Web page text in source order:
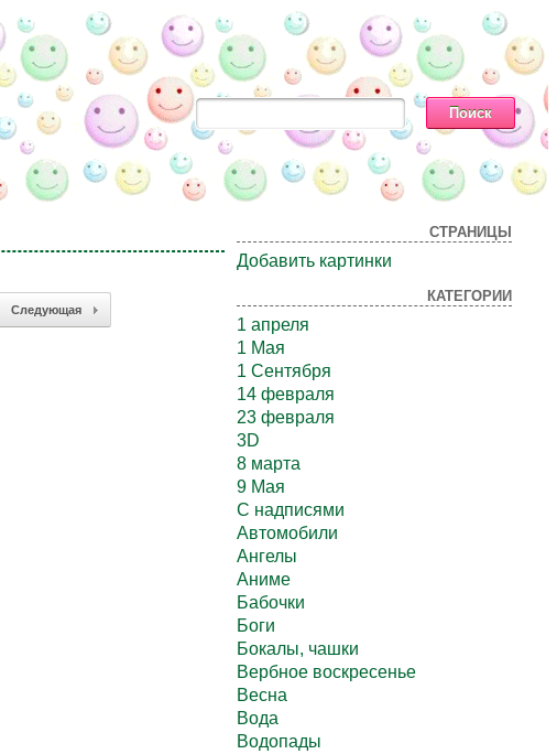
Следующая
СТРАНИЦЫ
Добавить картинки
КАТЕГОРИИ
1 апреля
1 Мая
1 Сентября
14 февраля
23 февраля
3D
8 марта
9 Мая
C надписями
Автомобили
Ангелы
Аниме
Бабочки
Боги
Бокалы, чашки
Вербное воскресенье
Весна
Вода
Водопады